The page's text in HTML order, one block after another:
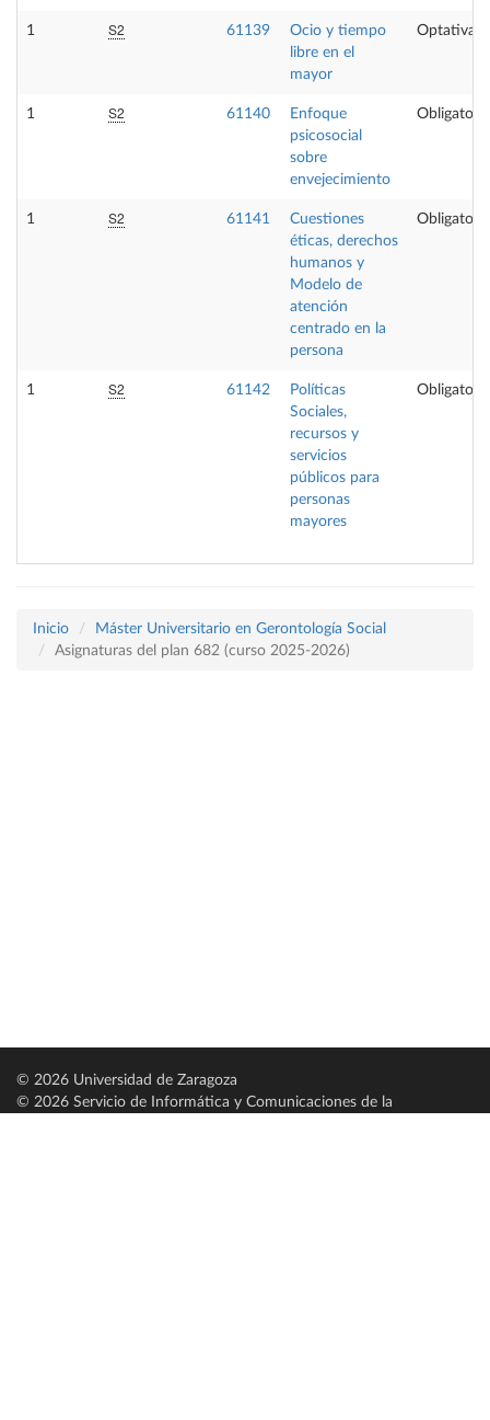
1 S2 61139
Ocio y tiempo
libre en el
mayor
Optativa
1 S2 61140
Enfoque
psicosocial
sobre
envejecimiento
Obligatoria
1 S2 61141
Cuestiones
éticas, derechos
humanos y
Modelo de
atención
centrado en la
persona
Obligatoria
1 S2 61142
Políticas
Sociales,
recursos y
servicios
públicos para
personas
mayores
Obligatoria
Inicio
Máster Universitario en Gerontología Social
Asignaturas del plan 682 (curso 2025-2026)
© 2026 Universidad de Zaragoza
© 2026 Servicio de Informática y Comunicaciones de la